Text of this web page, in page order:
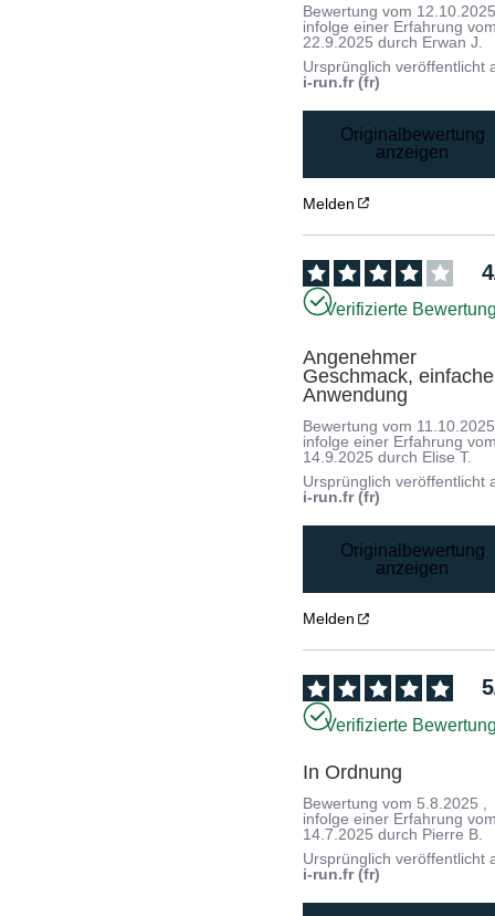
Bewertung vom
infolge einer Erfahrung
22.9.2025 durch Erwan J.
Ursprünglich veröffentlicht
i-run.fr (fr)
Originalbewertung
anzeigen
Melden
4
Verifizierte
Angenehmer
Geschmack, einfache
Anwendung
Bewertung vom 11.10.2025
infolge einer Erfahrung
14.9.2025 durch Elise T.
Ursprünglich veröffentlicht
i-run.fr (fr)
Originalbewertung
anzeigen
Melden
5
Verifizierte
In Ordnung
Bewertung vom 5.8.2025 ,
infolge einer Erfahrung
14.7.2025 durch Pierre B.
Ursprünglich veröffentlicht
i-run.fr (fr)